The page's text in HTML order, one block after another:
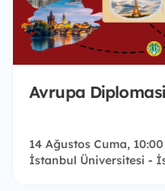
Avrupa
14 Ağustos Cuma, 10:00
İstanbul Üniversitesi -